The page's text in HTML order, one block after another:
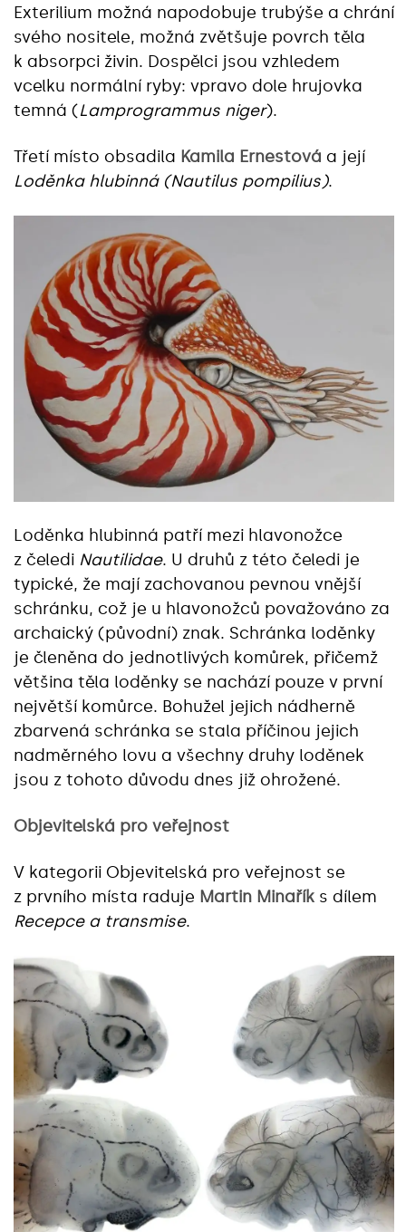
Exterilium možná napodobuje trubýše a chrání
svého nositele, možná zvětšuje povrch těla
k absorpci živin. Dospělci jsou vzhledem
vcelku normální ryby: vpravo dole hrujovka
temná (Lamprogrammus niger).
Třetí místo obsadila Kamila Ernestová a její
Loděnka hlubinná (Nautilus pompilius).
Loděnka hlubinná patří mezi hlavonožce
z čeledi Nautilidae. U druhů z této čeledi je
typické, že mají zachovanou pevnou vnější
schránku, což je u hlavonožců považováno za
archaický (původní) znak. Schránka loděnky
je členěna do jednotlivých komůrek, přičemž
většina těla loděnky se nachází pouze v první
největší komůrce. Bohužel jejich nádherně
zbarvená schránka se stala příčinou jejich
nadměrného lovu a všechny druhy loděnek
jsou z tohoto důvodu dnes již ohrožené.
Objevitelská pro veřejnost
V kategorii Objevitelská pro veřejnost se
z prvního místa raduje Martin Minařík s dílem
Recepce a transmise.